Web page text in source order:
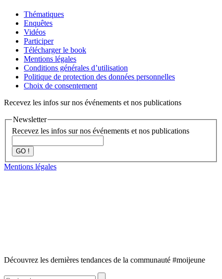
Thématiques
Enquêtes
Vidéos
Participer
Télécharger le book
Mentions légales
Conditions générales d’utilisation
Politique de protection des données personnelles
Choix de consentement
Recevez les infos sur nos événements et nos publications
Newsletter
Recevez les infos sur nos événements et nos publications
GO !
Mentions légales
Découvrez les dernières tendances de la communauté #moijeune